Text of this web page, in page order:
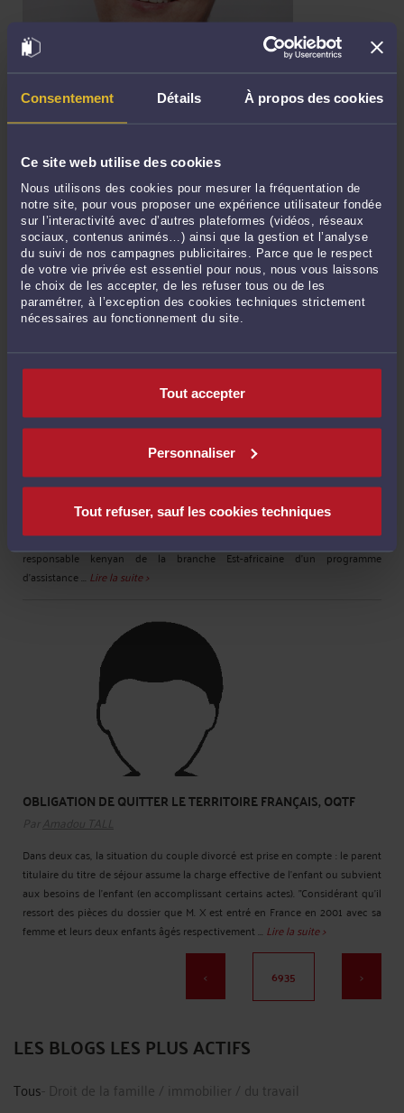
Consentement Détails À propos des cookies
Ce site web utilise des cookies
Nous utilisons des cookies pour mesurer la fréquentation de
notre site, pour vous proposer une expérience utilisateur fondée
sur l’interactivité avec d’autres plateformes (vidéos, réseaux
sociaux, contenus animés…) ainsi que la gestion et l’analyse
du suivi de nos campagnes publicitaires. Parce que le respect
de votre vie privée est essentiel pour nous, nous vous laissons
le choix de les accepter, de les refuser tous ou de les
paramétrer, à l’exception des cookies techniques strictement
nécessaires au fonctionnement du site.
Tout accepter
Personnaliser
Tout refuser, sauf les cookies techniques
DIVORCE, PRESCRIPTION ET INDEMNITÉS D'OCCUPATION
ParBrigitte BOGUCKI
Lors de l'audience de conciliation, si les époux sont propriétaires du
de la jouissance, gratuite ou onéreuse, du domicile conjugal, j'en ai déjà
parlé ICI. Une fois le divorce prononcé, et définitif, cette jouissance devient
obligatoirement onéreuse, les époux devenant ...Lire la suite >
INSÉCURITÉ MARITIME
Malgré la présence de l'armada de l'Union européenne qui patrouille dans le
remorqueur malaisien dans la région, a indiqué mercredi le Centre
antipiraterie du Bureau maritime international (BMI). Le même jour, un
responsable kenyan de la branche Est-africaine d'un programme
d'assistance ... Lire la suite >
OBLIGATION DE QUITTER LE TERRITOIRE FRANÇAIS, OQTF
Par Amadou TALL
Dans deux cas, la situation du couple divorcé est prise en compte : le parent
titulaire du titre de séjour assume la charge effective de l'enfant ou subvient
aux besoins de l'enfant (en accomplissant certains actes). "Considérant qu'il
ressort des pièces du dossier que M. X est entré en France en 2001 avec sa
femme et leurs deux enfants âgés respectivement ... Lire la suite >
< 6935 >
LES BLOGS LES PLUS ACTIFS
Tous- Droit de la famille / immobilier / du travail